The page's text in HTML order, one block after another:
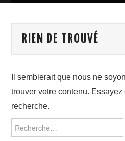
NEWS
OUTTA10
CONTACT
RIEN DE TROUVÉ
Il semblerait que nous ne
trouver votre contenu.
recherche.